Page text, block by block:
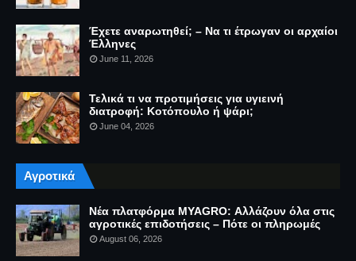
Έχετε αναρωτηθεί; – Να τι έτρωγαν οι αρχαίοι
Έλληνες
June 11, 2026
Τελικά τι να προτιμήσεις για υγιεινή
διατροφή: Κοτόπουλο ή ψάρι;
June 04, 2026
Αγροτικά
Νέα πλατφόρμα MYAGRO: Αλλάζουν όλα στις
αγροτικές επιδοτήσεις – Πότε οι πληρωμές
August 06, 2026